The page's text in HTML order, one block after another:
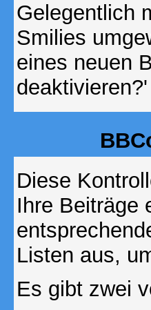
Gelegentlich
Smilies
eines neuen
Diese
Ihre Beiträge
Listen aus,
Es gibt zwei